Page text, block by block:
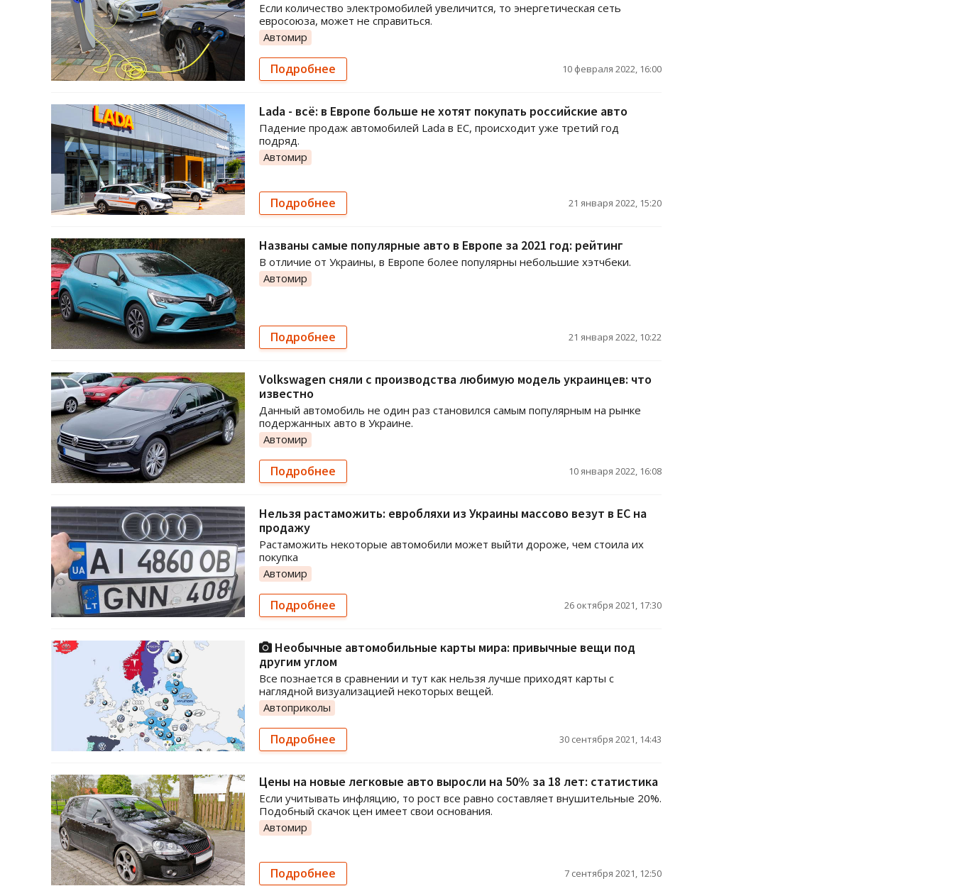
Если количество электромобилей увеличится, то энергетическая сеть
евросоюза, может не справиться.
Автомир
Подробнее 10 февраля 2022, 16:00
Lada - всё: в Европе больше не хотят покупать российские авто
Падение продаж автомобилей Lada в ЕС, происходит уже третий год
подряд.
Автомир
Подробнее 21 января 2022, 15:20
Названы самые популярные авто в Европе за 2021 год: рейтинг
В отличие от Украины, в Европе более популярны небольшие хэтчбеки.
Автомир
Подробнее 21 января 2022, 10:22
Volkswagen сняли с производства любимую модель украинцев: что
известно
Данный автомобиль не один раз становился самым популярным на рынке
подержанных авто в Украине.
Автомир
Подробнее 10 января 2022, 16:08
Нельзя растаможить: евробляхи из Украины массово везут в ЕС на
продажу
Растаможить некоторые автомобили может выйти дороже, чем стоила их
покупка
Автомир
Подробнее 26 октября 2021, 17:30
Необычные автомобильные карты мира: привычные вещи под
другим углом
Все познается в сравнении и тут как нельзя лучше приходят карты с
наглядной визуализацией некоторых вещей.
Автоприколы
Подробнее 30 сентября 2021, 14:43
Цены на новые легковые авто выросли на 50% за 18 лет: статистика
Если учитывать инфляцию, то рост все равно составляет внушительные 20%.
Подобный скачок цен имеет свои основания.
Автомир
Подробнее 7 сентября 2021, 12:50